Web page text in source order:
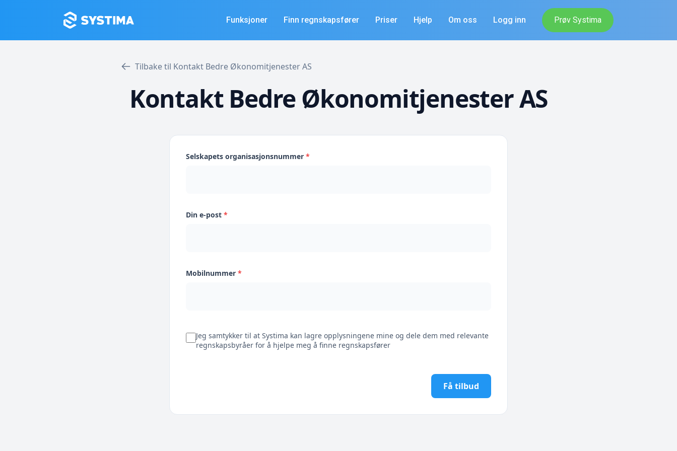
Funksjoner Finn regnskapsfører Priser Hjelp Om oss Logg inn Prøv Systima
Tilbake til Kontakt Bedre Økonomitjenester AS
Kontakt Bedre Økonomitjenester AS
Selskapets organisasjonsnummer *
Din e-post *
Mobilnummer *
Jeg samtykker til at Systima kan lagre opplysningene mine og dele dem med relevante
regnskapsbyråer for å hjelpe meg å finne regnskapsfører
Få tilbud